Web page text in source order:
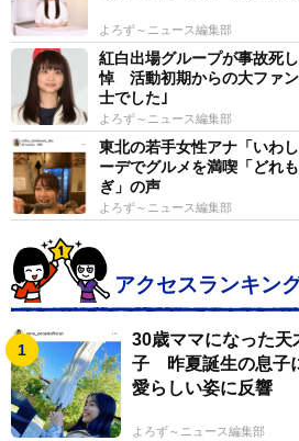
よろず～ニュース編集部
紅白出場グループが事故死
悼 活動初期からの大ファ
士でした｣
よろず～ニュース編集部
東北の若手女性アナ「いわ
ーデでグルメを満喫「どれ
ぎ」の声
よろず～ニュース編集部
アクセスランキン
30歳ママになった天
子 昨夏誕生の息子
愛らしい姿に反響
よろず～ニュース編集部